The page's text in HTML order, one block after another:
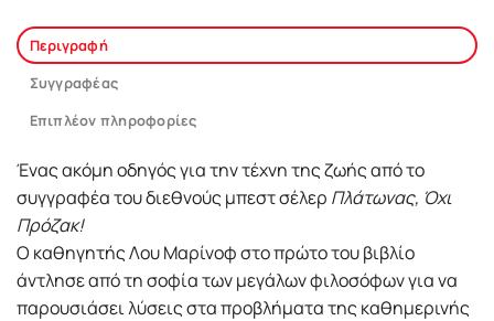
Περιγραφή
Συγγραφέας
Επιπλέον πληροφορίες
Ένας ακόμη οδηγός για την τέχνη της ζωής από το
συγγραφέα του διεθνούς μπεστ σέλερ Πλάτωνας, Όχι
Πρόζακ!
Ο καθηγητής Λου Μαρίνοφ στο πρώτο του βιβλίο
άντλησε από τη σοφία των μεγάλων φιλοσόφων για να
παρουσιάσει λύσεις στα προβλήματα της καθημερινής